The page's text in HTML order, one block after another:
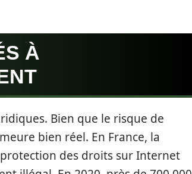
À
Bien que le risque de
bien réel. En France, la
des droits sur Internet